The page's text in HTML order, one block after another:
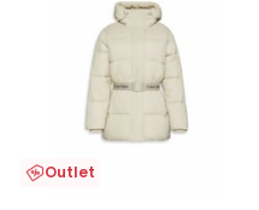
Outlet